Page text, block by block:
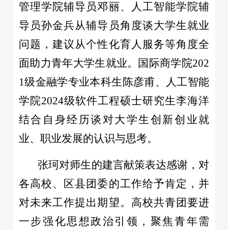
管理学院辅导员邓丽、人工智能学院辅
导员孙金兵从辅导员角度谈大学生就业
问题，建议从个性化育人服务等角度全
面助力青年大学生就业。国际商学院202
1级金融学专业本科生陈彦甫、人工智能
学院2024级软件工程硕士研究生李海洋
结合自身经历谈对大学生创新创业就
业、职业发展的认识与思考。
张珂对师生的建言献策表达感谢，对
各高校、区县团委的工作给予肯定，并
对未来工作提出期望。高校共青团要进
一步强化思想政治引领，聚焦青年需